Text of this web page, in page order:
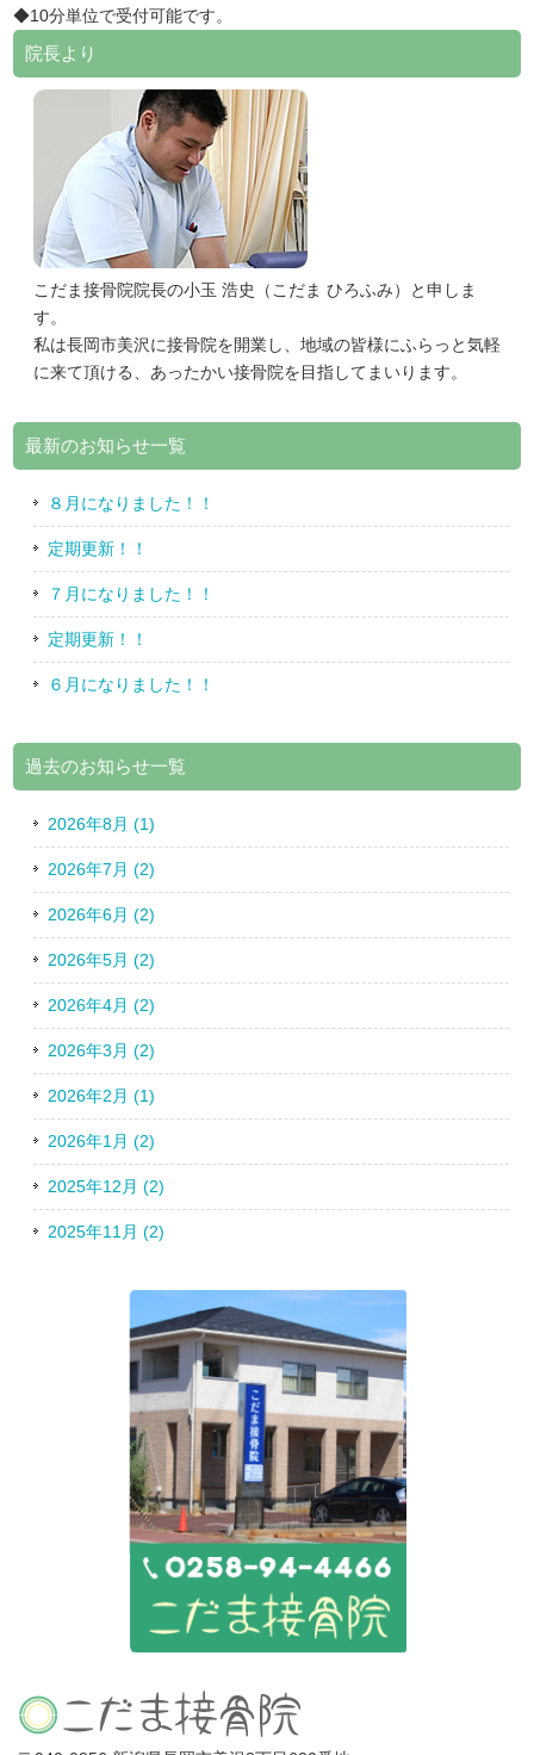
◆10分単位で受付可能です。
院長より
こだま接骨院院長の小玉 浩史（こだま ひろふみ）と申しま
す。
私は長岡市美沢に接骨院を開業し、地域の皆様にふらっと気軽
に来て頂ける、あったかい接骨院を目指してまいります。
最新のお知らせ一覧
８月になりました！！
定期更新！！
７月になりました！！
定期更新！！
６月になりました！！
過去のお知らせ一覧
2026年8月 (1)
2026年7月 (2)
2026年6月 (2)
2026年5月 (2)
2026年4月 (2)
2026年3月 (2)
2026年2月 (1)
2026年1月 (2)
2025年12月 (2)
2025年11月 (2)